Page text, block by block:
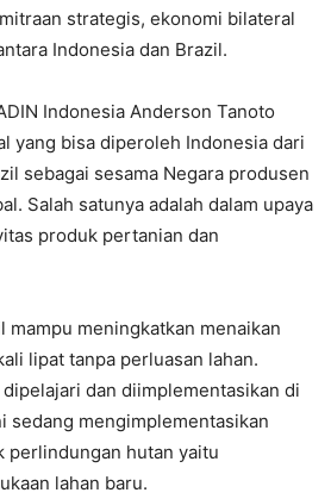
strategis, ekonomi bilateral
Indonesia dan Brazil.
Indonesia Anderson Tanoto
yang bisa diperoleh Indonesia dari
sebagai sesama Negara produsen
Salah satunya adalah dalam upaya
produk pertanian dan
mampu meningkatkan menaikan
lipat tanpa perluasan lahan.
dan diimplementasikan di
sedang mengimplementasikan
perlindungan hutan yaitu
lahan baru.